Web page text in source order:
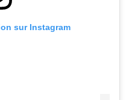
sur Instagram